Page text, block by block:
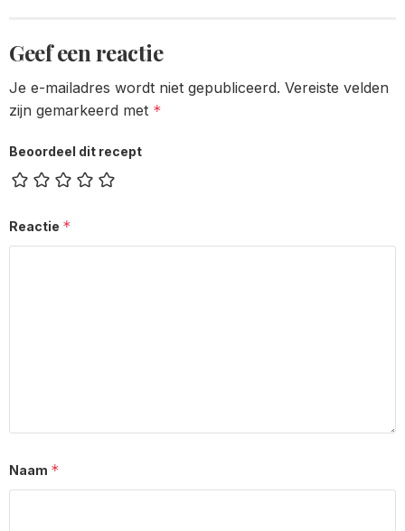
Geef een reactie
Je e-mailadres wordt niet gepubliceerd. Vereiste velden
zijn gemarkeerd met *
Beoordeel dit recept
Reactie *
Naam *